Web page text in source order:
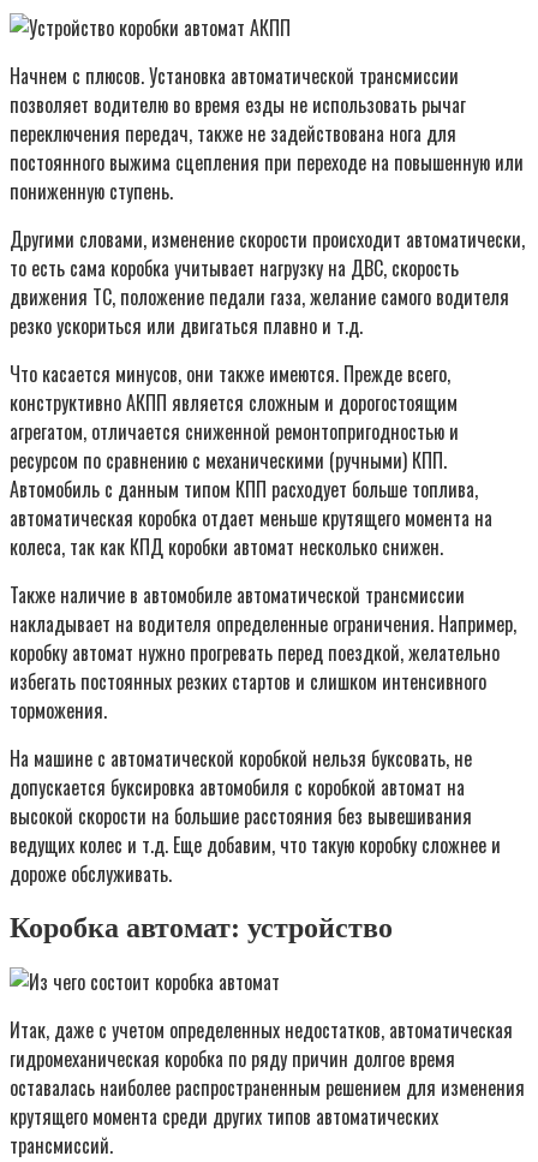
Начнем с плюсов. Установка автоматической трансмиссии
позволяет водителю во время езды не использовать рычаг
переключения передач, также не задействована нога для
постоянного выжима сцепления при переходе на повышенную или
пониженную ступень.
Другими словами, изменение скорости происходит автоматически,
то есть сама коробка учитывает нагрузку на ДВС, скорость
движения ТС, положение педали газа, желание самого водителя
резко ускориться или двигаться плавно и т.д.
Что касается минусов, они также имеются. Прежде всего,
конструктивно АКПП является сложным и дорогостоящим
агрегатом, отличается сниженной ремонтопригодностью и
ресурсом по сравнению с механическими (ручными) КПП.
Автомобиль с данным типом КПП расходует больше топлива,
автоматическая коробка отдает меньше крутящего момента на
колеса, так как КПД коробки автомат несколько снижен.
Также наличие в автомобиле автоматической трансмиссии
накладывает на водителя определенные ограничения. Например,
коробку автомат нужно прогревать перед поездкой, желательно
избегать постоянных резких стартов и слишком интенсивного
торможения.
На машине с автоматической коробкой нельзя буксовать, не
допускается буксировка автомобиля с коробкой автомат на
высокой скорости на большие расстояния без вывешивания
ведущих колес и т.д. Еще добавим, что такую коробку сложнее и
дороже обслуживать.
Коробка автомат: устройство
Итак, даже с учетом определенных недостатков, автоматическая
гидромеханическая коробка по ряду причин долгое время
оставалась наиболее распространенным решением для изменения
крутящего момента среди других типов автоматических
трансмиссий.